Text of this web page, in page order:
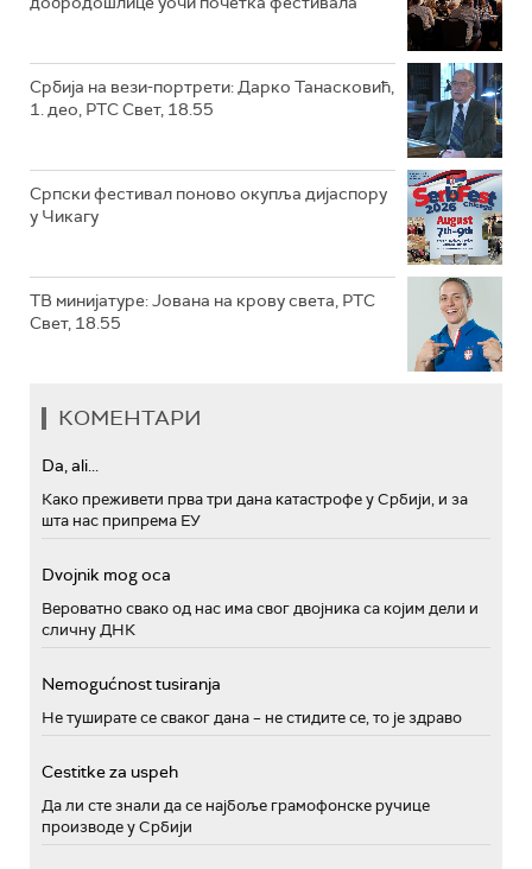
Србија на вези-портрети: Дарко Танасковић,
1. део, РТС Свет, 18.55
Српски фестивал поново окупља дијаспору
у Чикагу
ТВ минијатуре: Јована на крову света, РТС
Свет, 18.55
КОМЕНТАРИ
Da, ali...
Како преживети прва три дана катастрофе у Србији, и за
шта нас припрема ЕУ
Dvojnik mog oca
Вероватно свако од нас има свог двојника са којим дели и
сличну ДНК
Nemogućnost tusiranja
Не туширате се сваког дана – не стидите се, то је здраво
Cestitke za uspeh
Да ли сте знали да се најбоље грамофонске ручице
производе у Србији